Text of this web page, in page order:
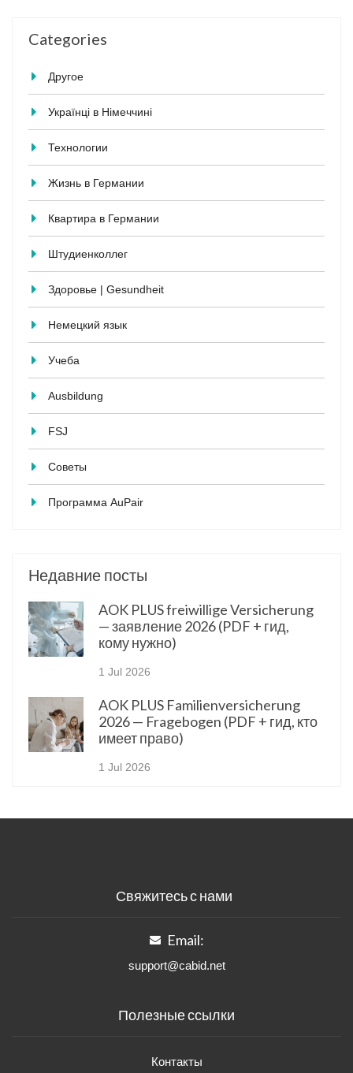
Categories
Другое
Українці в Німеччині
Технологии
Жизнь в Германии
Квартира в Германии
Штудиенколлег
Здоровье | Gesundheit
Немецкий язык
Учеба
Ausbildung
FSJ
Советы
Программа AuPair
Недавние посты
AOK PLUS freiwillige Versicherung
— заявление 2026 (PDF + гид,
кому нужно)
1 Jul 2026
AOK PLUS Familienversicherung
2026 — Fragebogen (PDF + гид, кто
имеет право)
1 Jul 2026
Свяжитесь с нами
Email:
support@cabid.net
Полезные ссылки
Контакты